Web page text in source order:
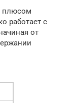
плюсом
работает с
от